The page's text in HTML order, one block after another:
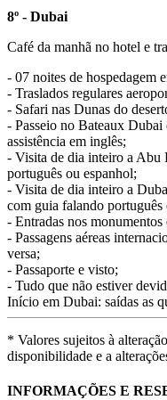
8º - Dubai
Café da manhã no hotel e
- 07 noites de hospedagem
- Traslados regulares
- Safari nas Dunas do
- Passeio no Bateaux
assistência em inglês;
- Visita de dia inteiro a Abu
português ou espanhol;
- Visita de dia inteiro a
com guia falando português
- Entradas nos
- Passagens aéreas
versa;
- Passaporte e visto;
- Tudo que não estiver
Início em Dubai: saídas as
* Valores sujeitos à
disponibilidade e a
INFORMAÇÕES E